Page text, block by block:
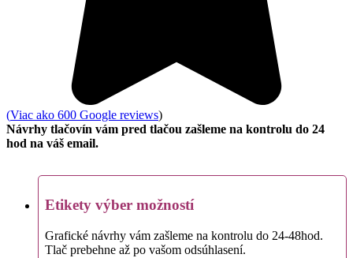
(Viac ako 600 Google reviews)
Návrhy tlačovín vám pred tlačou zašleme na kontrolu do 24
hod na váš email.
Etikety výber možností
Grafické návrhy vám zašleme na kontrolu do 24-48hod.
Tlač prebehne až po vašom odsúhlasení.